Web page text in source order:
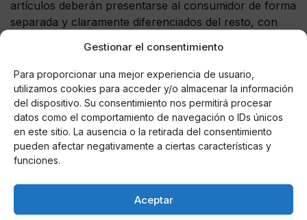
Gestionar el consentimiento
Para proporcionar una mejor experiencia de usuario,
utilizamos cookies para acceder y/o almacenar la información
del dispositivo. Su consentimiento nos permitirá procesar
datos como el comportamiento de navegación o IDs únicos
en este sitio. La ausencia o la retirada del consentimiento
pueden afectar negativamente a ciertas características y
funciones.
Aceptar
artículos deberán presentarse al consumidor de forma
separada y claramente diferenciados del resto, con
Los establecimientos de hostelería, como bares y
restaurantes, tendrán que ofrecer a sus clientes la
posibilidad de que se lleven, sin coste adicional, lo que
no hayan consumido.
Las tiendas con una superficie superior a los 400
metros cuadrados, tendrán que habilitar un lugar para
perfectas para el consumo, pero que tengan mala
apariencia. El ministro ha puesto como ejemplo que